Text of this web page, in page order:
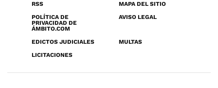
RSS
MAPA DEL SITIO
POLÍTICA DE
PRIVACIDAD DE
ÁMBITO.COM
AVISO LEGAL
EDICTOS JUDICIALES
MULTAS
LICITACIONES